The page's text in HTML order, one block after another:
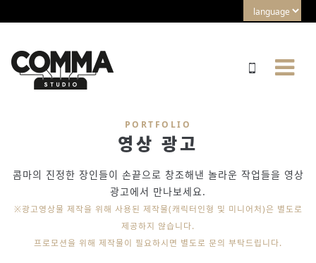
PORTFOLIO
영상 광고
콤마의 진정한 장인들이 손끝으로 창조해낸 놀라운 작업들을 영상
광고에서 만나보세요.
※광고영상물 제작을 위해 사용된 제작물(캐릭터인형 및 미니어처)은 별도로
제공하지 않습니다.
프로모션을 위해 제작물이 필요하시면 별도로 문의 부탁드립니다.